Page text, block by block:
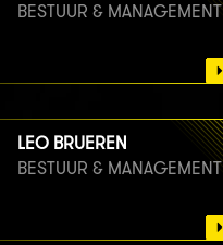
BESTUUR & MANAGEMENT
LEO BRUEREN
BESTUUR & MANAGEMENT